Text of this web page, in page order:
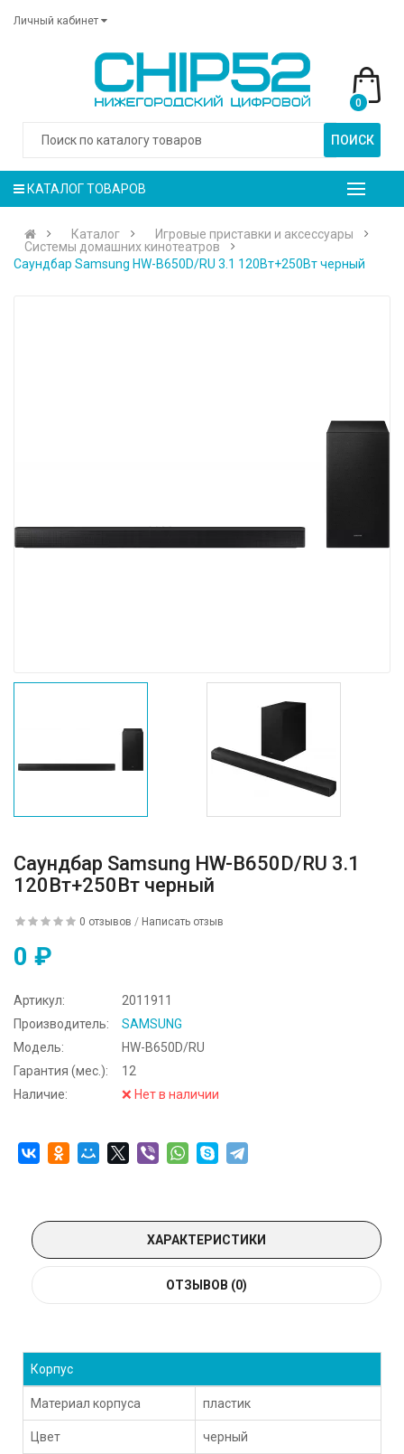
Личный кабинет
ПОИСК
0
КАТАЛОГ ТОВАРОВ
Каталог
Игровые приставки и аксессуары
Системы домашних кинотеатров
Саундбар Samsung HW-B650D/RU 3.1 120Вт+250Вт черный
Саундбар Samsung HW-B650D/RU 3.1
120Вт+250Вт черный
0 отзывов / Написать отзыв
0 ₽
Артикул:
2011911
Производитель:
SAMSUNG
Модель:
HW-B650D/RU
Гарантия (мес.):
12
Наличие:
❌ Нет в наличии
ХАРАКТЕРИСТИКИ
ОТЗЫВОВ (0)
Корпус
Материал корпуса пластик
Цвет черный